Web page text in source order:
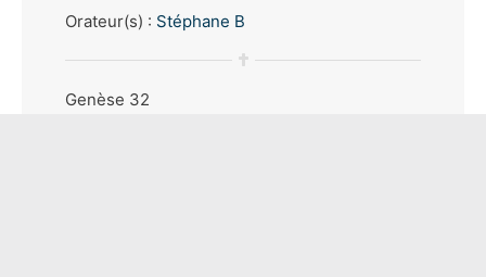
Orateur(s) : Stéphane B
Genèse 32